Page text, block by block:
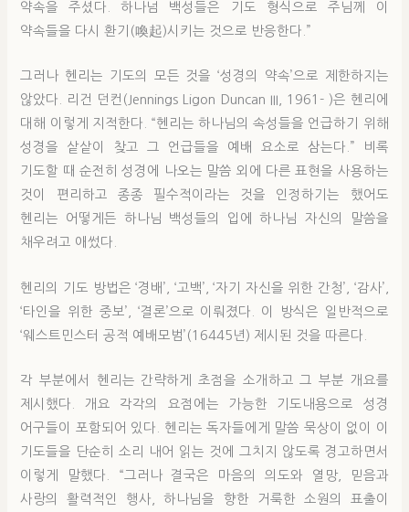
약속을 주셨다. 하나넘 백성들은 기도 형식으로 주님께 이
약속들을 다시 환기(喚起)시키는 것으로 반응한다.”
그러나 헨리는 기도의 모든 것을 ‘성경의 약속’으로 제한하지는
않았다. 리건 던컨(Jennings Ligon Duncan III, 1961- )은 헨리에
대해 이렇게 지적한다. “헨리는 하나님의 속성들을 언급하기 위해
성경을 샅샅이 찾고 그 언급들을 예배 요소로 삼는다.” 비록
기도할 때 순전히 성경에 나오는 말씀 외에 다른 표현을 사용하는
것이 편리하고 종종 필수적이라는 것을 인정하기는 했어도
헨리는 어떻게든 하나님 백성들의 입에 하나님 자신의 말씀을
채우려고 애썼다.
헨리의 기도 방법은 ‘경배’, ‘고백’, ‘자기 자신을 위한 간청’, ‘감사’,
‘타인을 위한 중보’, ‘결론’으로 이뤄졌다. 이 방식은 일반적으로
‘웨스트민스터 공적 예배모범’(16445년) 제시된 것을 따른다.
각 부분에서 헨리는 간략하게 초점을 소개하고 그 부분 개요를
제시했다. 개요 각각의 요점에는 가능한 기도내용으로 성경
어구들이 포함되어 있다. 헨리는 독자들에게 말씀 묵상이 없이 이
기도들을 단순히 소리 내어 읽는 것에 그치지 않도록 경고하면서
이렇게 말했다. “그러나 결국은 마음의 의도와 열망, 믿음과
사랑의 활력적인 행사, 하나님을 향한 거룩한 소원의 표출이